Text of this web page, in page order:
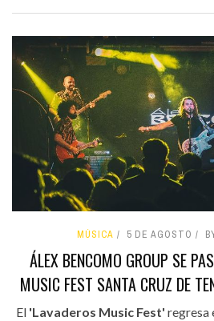
MÚSICA 5 DE AGOSTO
ÁLEX BENCOMO GROUP SE
MUSIC FEST SANTA CRUZ DE
El 'Lavaderos Music Fest' regresa